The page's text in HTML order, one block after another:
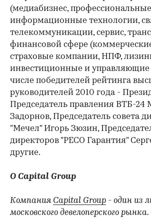
(медиабизнес, профессиональные
информационные технологии,
телекоммуникации, сервис,
финансовой сфере
страховые компании, НПФ,
инвестиционные и
числе победителей рейтинга
руководителей 2010 года -
Председатель правления ВТБ-24
Задорнов, Председатель совета
"Мечел" Игорь Зюзин,
директоров "РЕСО Гарантия"
другие.
О Capital Group
Компания Capital Group - один из
московского девелоперского